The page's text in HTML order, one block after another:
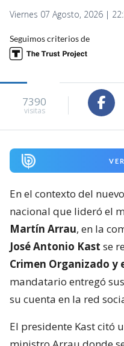
Viernes 07 Agosto, 2026 |
Seguimos criterios de
7390
visitas
En el contexto del
nacional que lideró el
Martín Arrau, en la
José Antonio Kast se
Crimen Organizado y
mandatario entregó
su cuenta en la red
El presidente Kast citó